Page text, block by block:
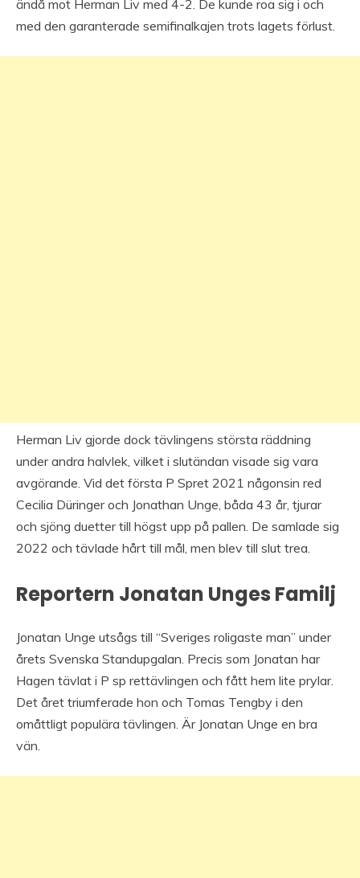
ändå mot Herman Liv med 4-2. De kunde roa sig i och
med den garanterade semifinalkajen trots lagets förlust.
Herman Liv gjorde dock tävlingens största räddning
under andra halvlek, vilket i slutändan visade sig vara
avgörande. Vid det första P Spret 2021 någonsin red
Cecilia Düringer och Jonathan Unge, båda 43 år, tjurar
och sjöng duetter till högst upp på pallen. De samlade sig
2022 och tävlade hårt till mål, men blev till slut trea.
Reportern Jonatan Unges Familj
Jonatan Unge utsågs till “Sveriges roligaste man” under
årets Svenska Standupgalan. Precis som Jonatan har
Hagen tävlat i P sp rettävlingen och fått hem lite prylar.
Det året triumferade hon och Tomas Tengby i den
omåttligt populära tävlingen. Är Jonatan Unge en bra
vän.